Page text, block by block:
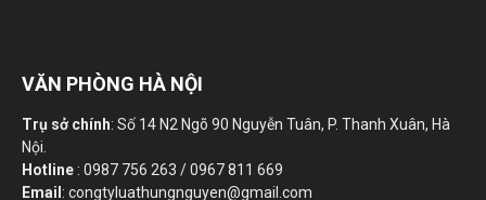
VĂN PHÒNG HÀ NỘI
Trụ sở chính: Số 14 N2 Ngõ 90 Nguyễn Tuân, P. Thanh Xuân, Hà
Nội.
Hotline : 0987 756 263 / 0967 811 669
Email : congtyluathungnguyen@gmail.com